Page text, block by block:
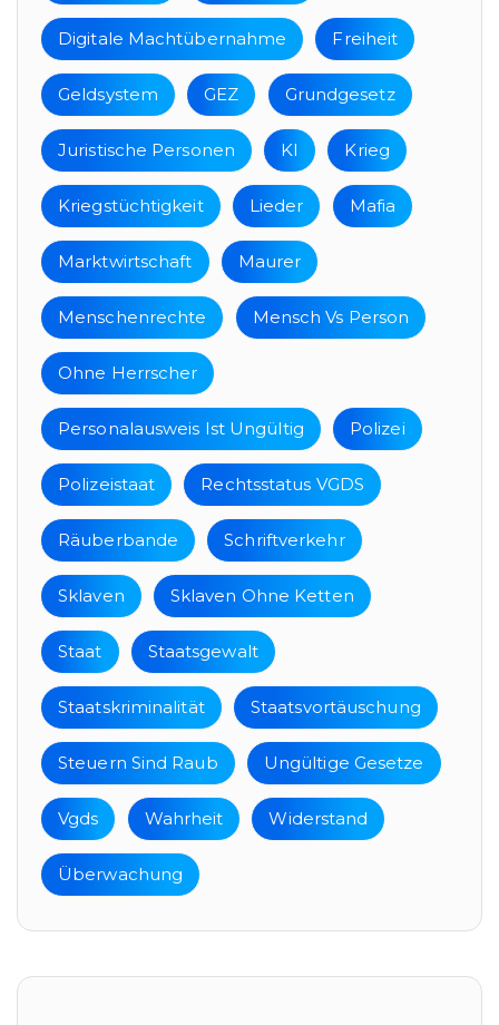
Digitale Machtübernahme Freiheit
Geldsystem GEZ Grundgesetz
Juristische Personen KI Krieg
Kriegstüchtigkeit Lieder Mafia
Marktwirtschaft Maurer
Menschenrechte Mensch Vs Person
Ohne Herrscher
Personalausweis Ist Ungültig Polizei
Polizeistaat Rechtsstatus VGDS
Räuberbande Schriftverkehr
Sklaven Sklaven Ohne Ketten
Staat Staatsgewalt
Staatskriminalität Staatsvortäuschung
Steuern Sind Raub Ungültige Gesetze
Vgds Wahrheit Widerstand
Überwachung